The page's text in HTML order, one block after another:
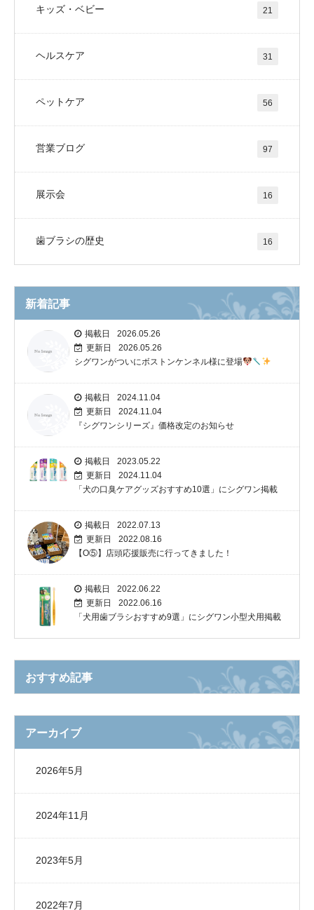
キッズ・ベビー 21
ヘルスケア 31
ペットケア 56
営業ブログ 97
展示会 16
歯ブラシの歴史 16
新着記事
掲載日
2026.05.26
更新日
2026.05.26
シグワンがついにボストンケンネル様に登場
掲載日
2024.11.04
更新日
2024.11.04
『シグワンシリーズ』価格改定のお知らせ
掲載日
2023.05.22
更新日
2024.11.04
「犬の口臭ケアグッズおすすめ10選」にシグワン掲載
掲載日
2022.07.13
更新日
2022.08.16
【O⑤】店頭応援販売に行ってきました！
掲載日
2022.06.22
更新日
2022.06.16
「犬用歯ブラシおすすめ9選」にシグワン小型犬用掲載
おすすめ記事
アーカイブ
2026年5月
2024年11月
2023年5月
2022年7月